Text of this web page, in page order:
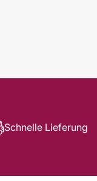
Schnelle Lieferung